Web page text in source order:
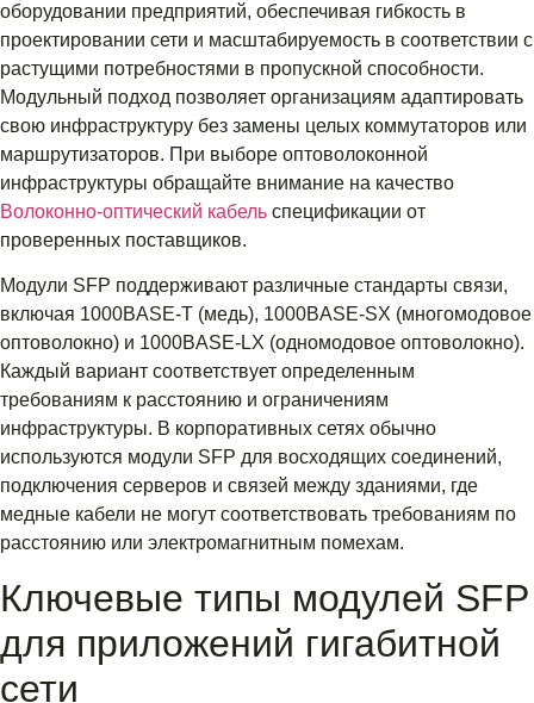
оборудовании предприятий, обеспечивая гибкость в
проектировании сети и масштабируемость в соответствии с
растущими потребностями в пропускной способности.
Модульный подход позволяет организациям адаптировать
свою инфраструктуру без замены целых коммутаторов или
маршрутизаторов. При выборе оптоволоконной
инфраструктуры обращайте внимание на качество
Волоконно-оптический кабель спецификации от
проверенных поставщиков.
Модули SFP поддерживают различные стандарты связи,
включая 1000BASE-T (медь), 1000BASE-SX (многомодовое
оптоволокно) и 1000BASE-LX (одномодовое оптоволокно).
Каждый вариант соответствует определенным
требованиям к расстоянию и ограничениям
инфраструктуры. В корпоративных сетях обычно
используются модули SFP для восходящих соединений,
подключения серверов и связей между зданиями, где
медные кабели не могут соответствовать требованиям по
расстоянию или электромагнитным помехам.
Ключевые типы модулей SFP
для приложений гигабитной
сети